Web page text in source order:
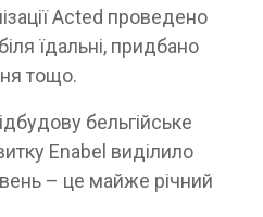
Acted проведено
їдальні, придбано
тощо.
бельгійське
Еnаbel виділило
– це майже річний